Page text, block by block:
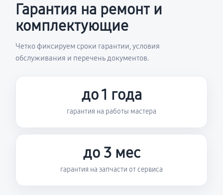
Гарантия на ремонт и
комплектующие
Четко фиксируем сроки гарантии, условия
обслуживания и перечень документов.
до 1 года
гарантия на работы мастера
до 3 мес
гарантия на запчасти от сервиса